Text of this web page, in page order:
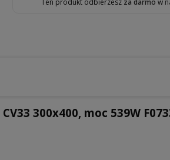
Ten produkt odbierzesz za darmo w
300x400, moc 539W